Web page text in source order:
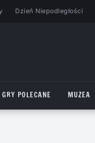
Dzień Niepodległości
GRY POLECANE MUZEA